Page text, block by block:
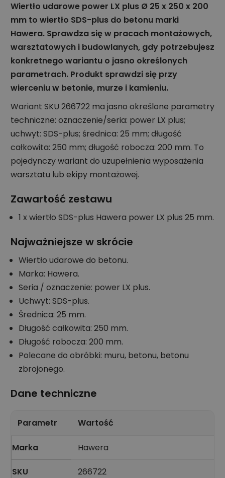
Wiertło udarowe power LX plus Ø 25 x 250 x 200
mm to wiertło SDS-plus do betonu marki
Hawera. Sprawdza się w pracach montażowych,
warsztatowych i budowlanych, gdy potrzebujesz
konkretnego wariantu o jasno określonych
parametrach. Produkt sprawdzi się przy
wierceniu w betonie, murze i kamieniu.
Wariant SKU 266722 ma jasno określone parametry
techniczne: oznaczenie/seria: power LX plus;
uchwyt: SDS-plus; średnica: 25 mm; długość
całkowita: 250 mm; długość robocza: 200 mm. To
pojedynczy wariant do uzupełnienia wyposażenia
warsztatu lub ekipy montażowej.
Zawartość zestawu
1 x wiertło SDS-plus Hawera power LX plus 25 mm.
Najważniejsze w skrócie
Wiertło udarowe do betonu.
Marka: Hawera.
Seria / oznaczenie: power LX plus.
Uchwyt: SDS-plus.
Średnica: 25 mm.
Długość całkowita: 250 mm.
Długość robocza: 200 mm.
Polecane do obróbki: muru, betonu, betonu
zbrojonego.
Dane techniczne
Parametr Wartość
Marka Hawera
SKU
266722